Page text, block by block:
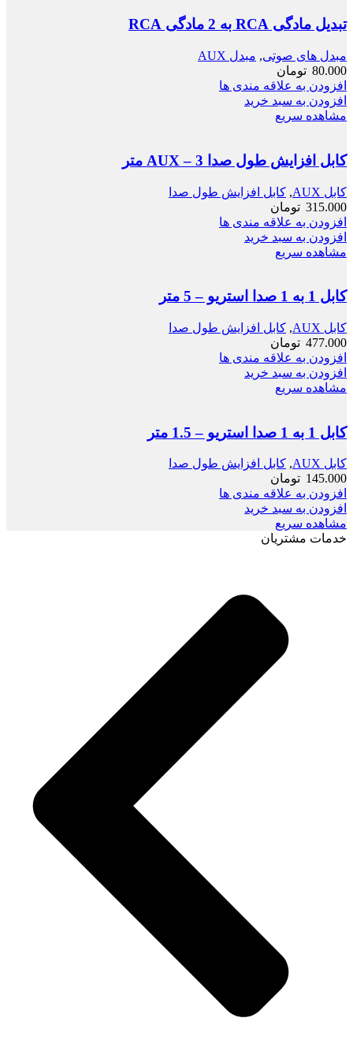
تبدیل مادگی RCA به 2 مادگی RCA
مبدل های صوتی, مبدل AUX
80.000 تومان
افزودن به علاقه مندی ها
افزودن به سبد خرید
مشاهده سریع
کابل افزایش طول صدا AUX – 3 متر
کابل AUX , کابل افزایش طول صدا
315.000 تومان
افزودن به علاقه مندی ها
افزودن به سبد خرید
مشاهده سریع
کابل 1 به 1 صدا استریو – 5 متر
کابل AUX , کابل افزایش طول صدا
477.000 تومان
افزودن به علاقه مندی ها
افزودن به سبد خرید
مشاهده سریع
کابل 1 به 1 صدا استریو – 1.5 متر
کابل AUX , کابل افزایش طول صدا
145.000 تومان
افزودن به علاقه مندی ها
افزودن به سبد خرید
مشاهده سریع
خدمات مشتریان